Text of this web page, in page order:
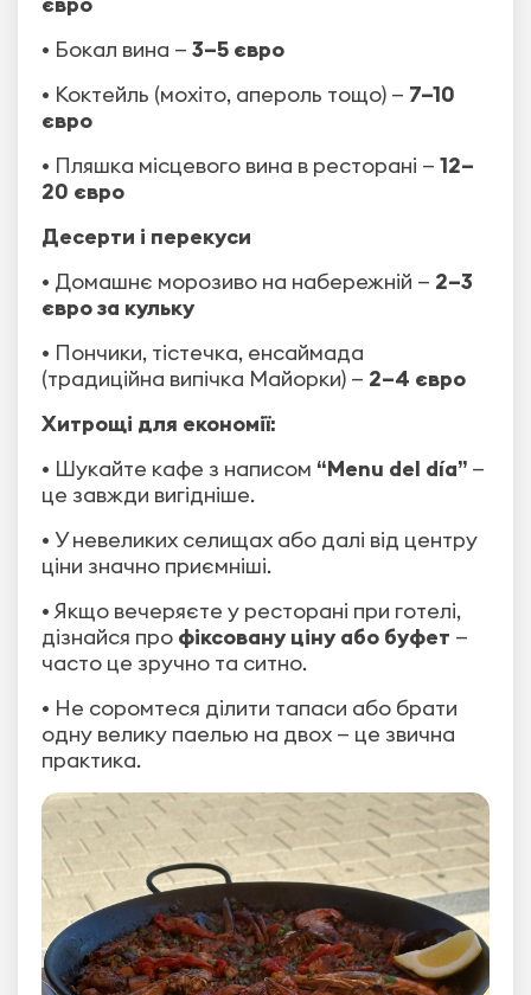
• Бокал вина — 3–5 євро
• Коктейль (мохіто, апероль тощо) — 7–10
євро
• Пляшка місцевого вина в ресторані — 12–
20 євро
Десерти і перекуси
• Домашнє морозиво на набережній — 2–3
євро за кульку
• Пончики, тістечка, енсаймада
(традиційна випічка Майорки) — 2–4 євро
Хитрощі для економії:
• Шукайте кафе з написом “Menu del día” —
це завжди вигідніше.
• У невеликих селищах або далі від центру
ціни значно приємніші.
• Якщо вечеряєте у ресторані при готелі,
дізнайся про фіксовану ціну або буфет —
часто це зручно та ситно.
• Не соромтеся ділити тапаси або брати
одну велику паелью на двох — це звична
практика.